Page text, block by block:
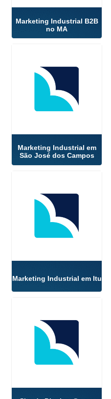
Marketing Industrial B2B
no MA
Marketing Industrial em
São José dos Campos
Marketing Industrial em Itu